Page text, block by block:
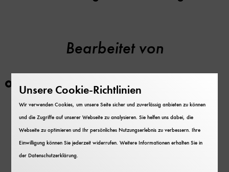
Bearbeitet von
Maike Schlegel
Projekt "Zweigstelle Nürnberg"
Projektbeschreibung
Unsere Cookie-Richtlinien
Wir verwenden Cookies, um unsere Seite sicher und zuverlässig anbieten zu können
und die Zugriffe auf unserer Webseite zu analysieren. Sie helfen uns dabei, die
Webseite zu optimieren und Ihr persönliches Nutzungserlebnis zu verbessern. Ihre
Einwilligung können Sie jederzeit widerrufen. Weitere Informationen erhalten Sie in
derDatenschutzerklärung.